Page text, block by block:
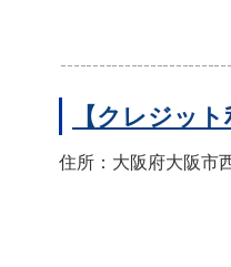
【クレジッ
住所：大阪府大阪市